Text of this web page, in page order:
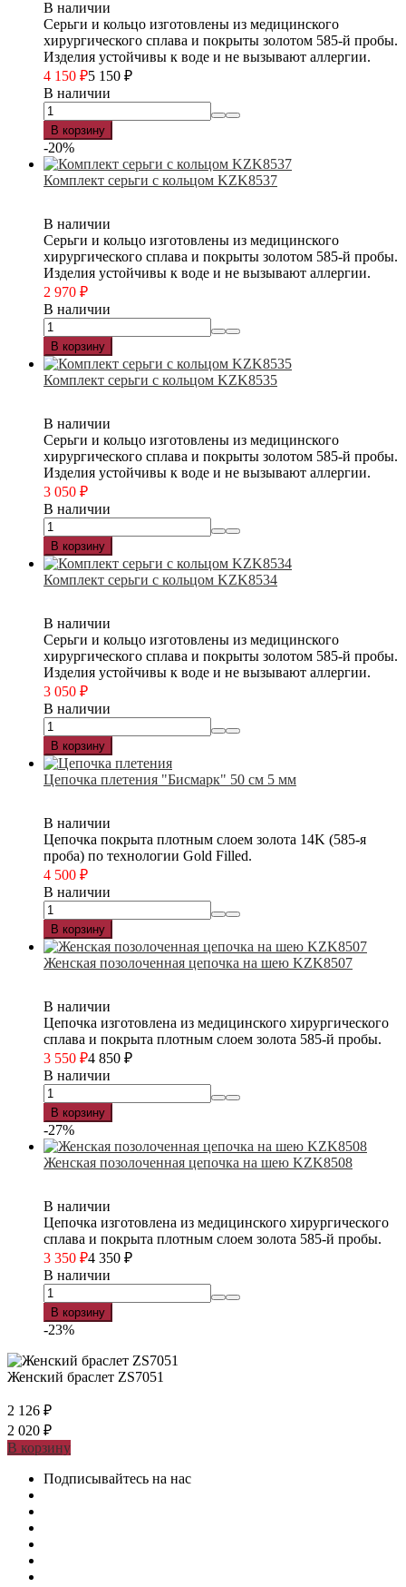
В наличии
Серьги и кольцо изготовлены из медицинского
хирургического сплава и покрыты золотом 585-й пробы.
Изделия устойчивы к воде и не вызывают аллергии.
4 150 ₽5 150 ₽
В наличии
В корзину
-20%
Комплект серьги с кольцом KZK8537
В наличии
Серьги и кольцо изготовлены из медицинского
хирургического сплава и покрыты золотом 585-й пробы.
Изделия устойчивы к воде и не вызывают аллергии.
2 970 ₽
В наличии
В корзину
Комплект серьги с кольцом KZK8535
В наличии
Серьги и кольцо изготовлены из медицинского
хирургического сплава и покрыты золотом 585-й пробы.
Изделия устойчивы к воде и не вызывают аллергии.
3 050 ₽
В наличии
В корзину
Комплект серьги с кольцом KZK8534
В наличии
Серьги и кольцо изготовлены из медицинского
хирургического сплава и покрыты золотом 585-й пробы.
Изделия устойчивы к воде и не вызывают аллергии.
3 050 ₽
В наличии
В корзину
Цепочка плетения "Бисмарк" 50 см 5 мм
В наличии
Цепочка покрыта плотным слоем золота 14K (585-я
проба) по технологии Gold Filled.
4 500 ₽
В наличии
В корзину
Женская позолоченная цепочка на шею KZK8507
В наличии
Цепочка изготовлена из медицинского хирургического
сплава и покрыта плотным слоем золота 585-й пробы.
3 550 ₽4 850 ₽
В наличии
В корзину
-27%
Женская позолоченная цепочка на шею KZK8508
В наличии
Цепочка изготовлена из медицинского хирургического
сплава и покрыта плотным слоем золота 585-й пробы.
3 350 ₽4 350 ₽
В наличии
В корзину
-23%
Женский браслет ZS7051
2 126 ₽
2 020 ₽
В корзину
Подписывайтесь на нас